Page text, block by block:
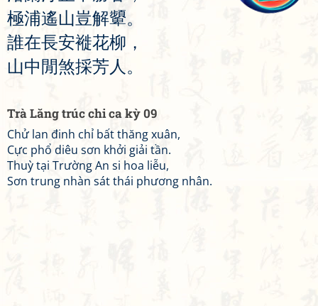
極浦遙山豈解顰。
誰在長安褷花柳 ，
山中 閒煞採芳 人 。
Trà Lăng trúc chi ca kỳ 09
Chử lan đinh chỉ bất thăng xuân,
Cực phổ diêu sơn khởi giải tần.
Thuỳ tại Trường An si hoa liễu,
Sơn trung nhàn sát thái phương nhân.